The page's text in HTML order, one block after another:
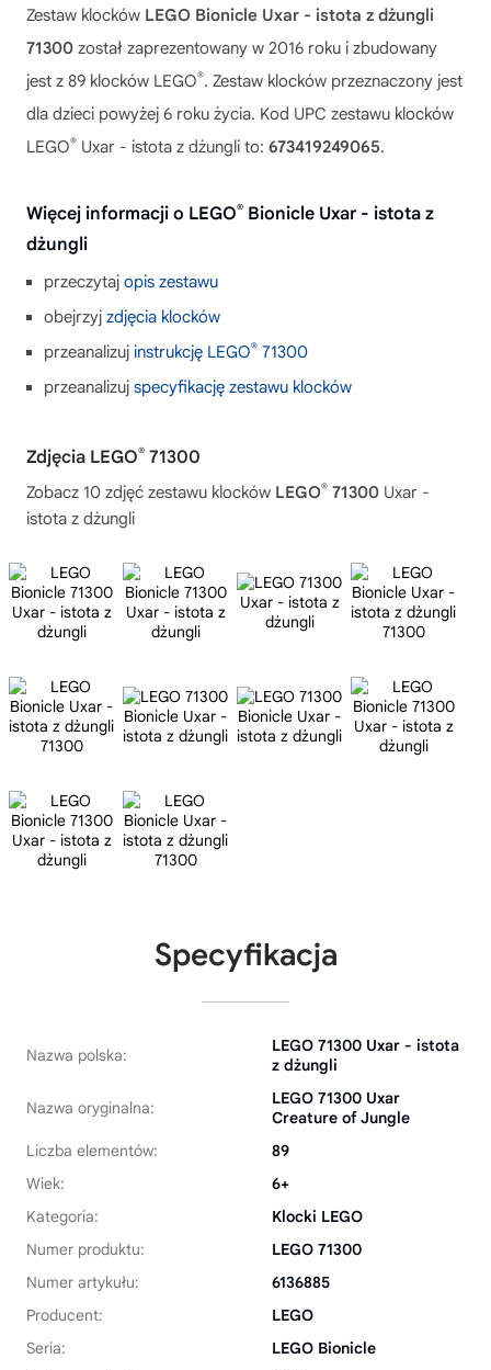
Zestaw klocków LEGO Bionicle Uxar - istota z dżungli
71300 został zaprezentowany w 2016 roku i zbudowany
jest z 89 klocków LEGO®. Zestaw klocków przeznaczony jest
dla dzieci powyżej 6 roku życia. Kod UPC zestawu klocków
LEGO® Uxar - istota z dżungli to: 673419249065.
Więcej informacji o LEGO® Bionicle Uxar - istota z
dżungli
przeczytaj opis zestawu
obejrzyj zdjęcia klocków
przeanalizuj instrukcję LEGO® 71300
przeanalizuj specyfikację zestawu klocków
Zdjęcia LEGO® 71300
Zobacz 10 zdjęć zestawu klocków LEGO® 71300 Uxar -
istota z dżungli
Specyfikacja
Nazwa polska:
LEGO 71300 Uxar - istota
z dżungli
Nazwa oryginalna:
LEGO 71300 Uxar
Creature of Jungle
Liczba elementów:
89
Wiek:
6+
Kategoria:
Klocki LEGO
Numer produktu:
LEGO 71300
Numer artykułu:
6136885
Producent:
LEGO
Seria:
LEGO Bionicle